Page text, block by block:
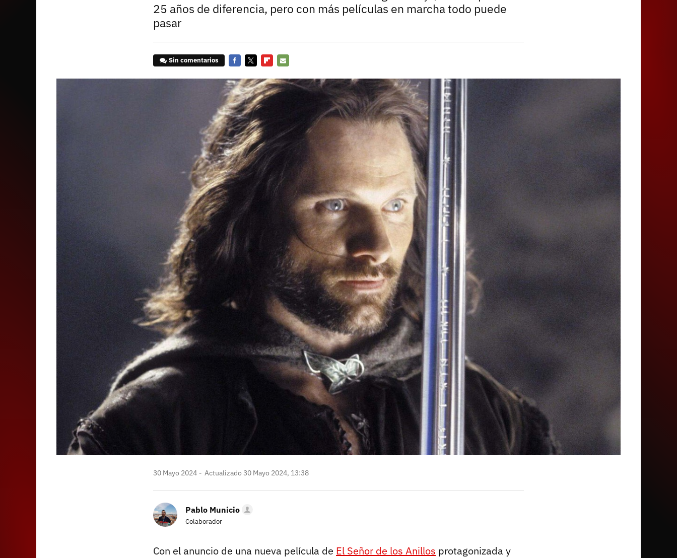
25 años de diferencia, pero con más películas en marcha todo puede
pasar
Sin comentarios
mail
30 Mayo 2024 Actualizado 30 Mayo 2024, 13:38
Pablo Municio
Colaborador
Con el anuncio de una nueva película de El Señor de los Anillos protagonizada y